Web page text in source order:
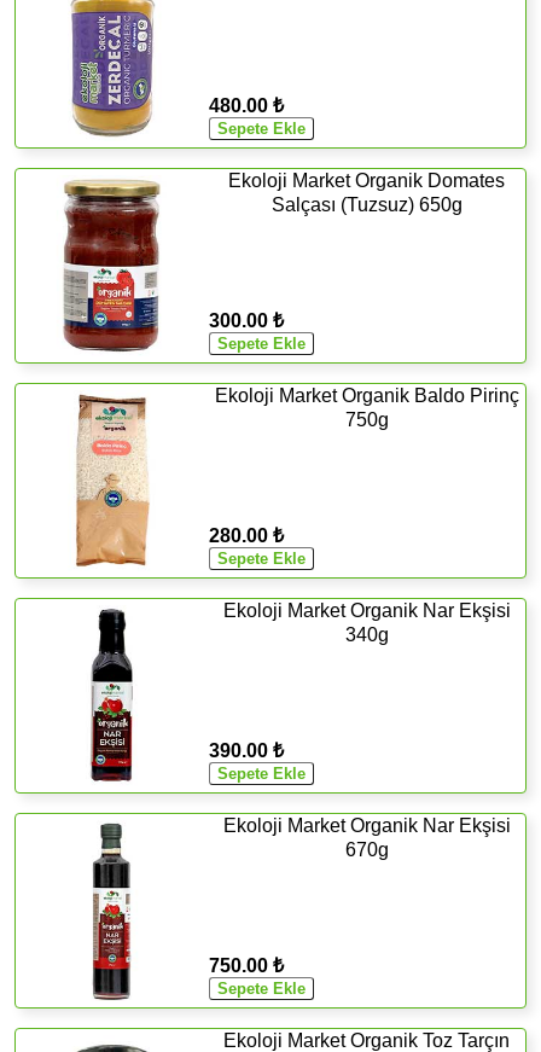
480.00 ₺
Ekoloji Market Organik Domates
Salçası (Tuzsuz) 650g
300.00 ₺
Ekoloji Market Organik Baldo Pirinç
750g
280.00 ₺
Ekoloji Market Organik Nar Ekşisi
340g
390.00 ₺
Ekoloji Market Organik Nar Ekşisi
670g
750.00 ₺
Ekoloji Market Organik Toz Tarçın